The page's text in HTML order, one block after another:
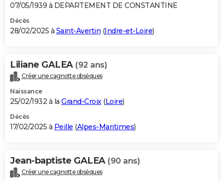
07/05/1939 à DEPARTEMENT DE CONSTANTINE
Décès
28/02/2025 à Saint-Avertin (Indre-et-Loire)
Liliane GALEA (92 ans)
Créer une cagnotte obsèques
Naissance
25/02/1932 à la Grand-Croix(Loire)
Décès
17/02/2025 à Peille (Alpes-Maritimes)
Jean-baptiste GALEA (90 ans)
Créer une cagnotte obsèques